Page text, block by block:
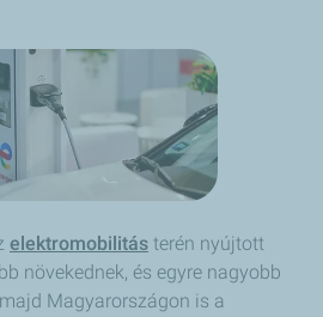
elektromobilitás terén nyújtott
növekednek, és egyre nagyobb
Magyarországon is a